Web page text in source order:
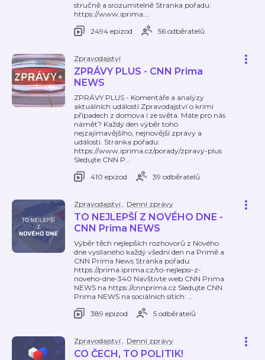
stručně a srozumitelně Stránka pořadu:
https://www.iprima.…
2494 epizod
56 odběratelů
Zpravodajství
ZPRÁVY PLUS - CNN Prima
NEWS
ZPRÁVY PLUS - Komentáře a analýzy
aktuálních událostí Zpravodajství o krimi
případech z domova i ze světa. Máte pro nás
námět? Každý den výběr toho
nejzajímavějšího, nejnovější zprávy a
události. Stránka pořadu:
https://www.iprima.cz/porady/zpravy-plus
Sledujte CNN P…
410 epizod
39 odběratelů
Zpravodajství, Denní zprávy
TO NEJLEPŠÍ Z NOVÉHO DNE -
CNN Prima NEWS
Výběr těch nejlepších rozhovorů z Nového
dne vysílaného každý všední den na Primě a
CNN Prima News Stránka pořadu:
https://prima.iprima.cz/to-nejlepsi-z-
noveho-dne-340 Navštivte web CNN Prima
NEWS na https://cnnprima.cz Sledujte CNN
Prima NEWS na sociálních sítích: …
389 epizod
5 odběratelů
Zpravodajství, Denní zprávy
CO ČECH, TO POLITIK!